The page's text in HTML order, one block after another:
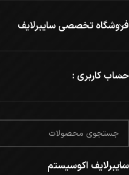
فروشگاه تخصصی سایبرلایف
حساب کاربری :
سایبرلایف اکوسیستم